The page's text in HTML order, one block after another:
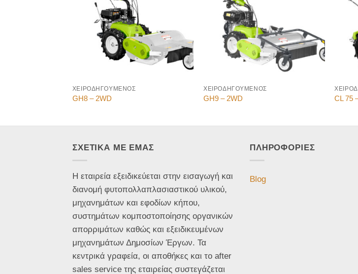
ΧΕΙΡΟΔΗΓΟΥΜΕΝΟΣ
GH8 – 2WD
ΧΕΙΡΟΔΗΓΟΥΜΕΝΟΣ
GH9 – 2WD CL 75
ΣΧΕΤΙΚΑ ΜΕ ΕΜΑΣ
Η εταιρεία εξειδικεύεται στην εισαγωγή και
διανομή φυτοπολλαπλασιαστικού υλικού,
μηχανημάτων και εφοδίων κήπου,
συστημάτων κομποστοποίησης οργανικών
απορριμάτων καθώς και εξειδικευμένων
μηχανημάτων Δημοσίων Έργων. Τα
κεντρικά γραφεία, οι αποθήκες και το after
sales service της εταιρείας συστεγάζεται
ΠΛΗΡΟΦΟΡΙΕΣ
Blog